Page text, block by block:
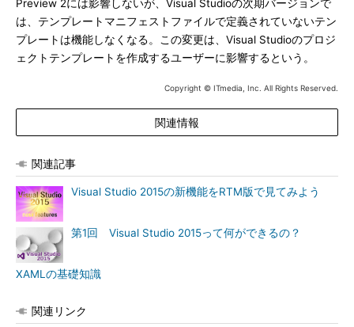
Preview 2には影響しないが、Visual Studioの次期バージョンで
は、テンプレートマニフェストファイルで定義されていないテン
プレートは機能しなくなる。この変更は、Visual Studioのプロジ
ェクトテンプレートを作成するユーザーに影響するという。
Copyright © ITmedia, Inc. All Rights Reserved.
関連情報
関連記事
Visual Studio 2015の新機能をRTM版で見てみよう
第1回 Visual Studio 2015って何ができるの？
XAMLの基礎知識
関連リンク